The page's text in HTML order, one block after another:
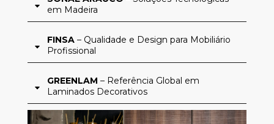
em Madeira
FINSA – Qualidade e Design para Mobiliário
Profissional
GREENLAM – Referência Global em
Laminados Decorativos